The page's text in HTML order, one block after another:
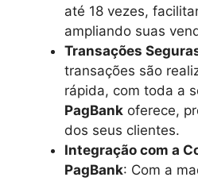
até 18 vezes,
ampliando suas
Transações
transações são
rápida, com toda a
PagBank oferece,
dos seus clientes.
Integração com a
PagBank: Com a